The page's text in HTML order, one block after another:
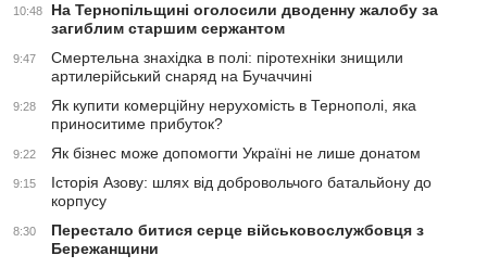
10:48
На Тернопільщині оголосили дводенну жалобу за
загиблим старшим сержантом
9:47
Смертельна знахідка в полі: піротехніки знищили
артилерійський снаряд на Бучаччині
9:28
Як купити комерційну нерухомість в Тернополі, яка
приноситиме прибуток?
9:22 Як бізнес може допомогти Україні не лише донатом
9:15
Історія Азову: шлях від добровольчого батальйону до
корпусу
8:30
Перестало битися серце військовослужбовця з
Бережанщини